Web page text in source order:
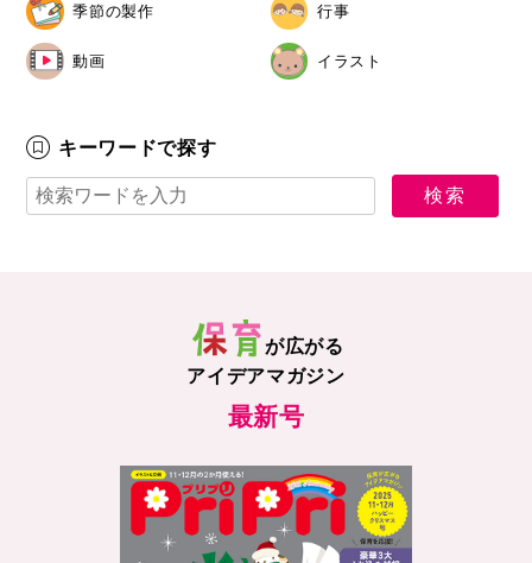
季節の製作 行事
動画 イラスト
キーワードで探す
が広がる
アイデアマガジン
最新号